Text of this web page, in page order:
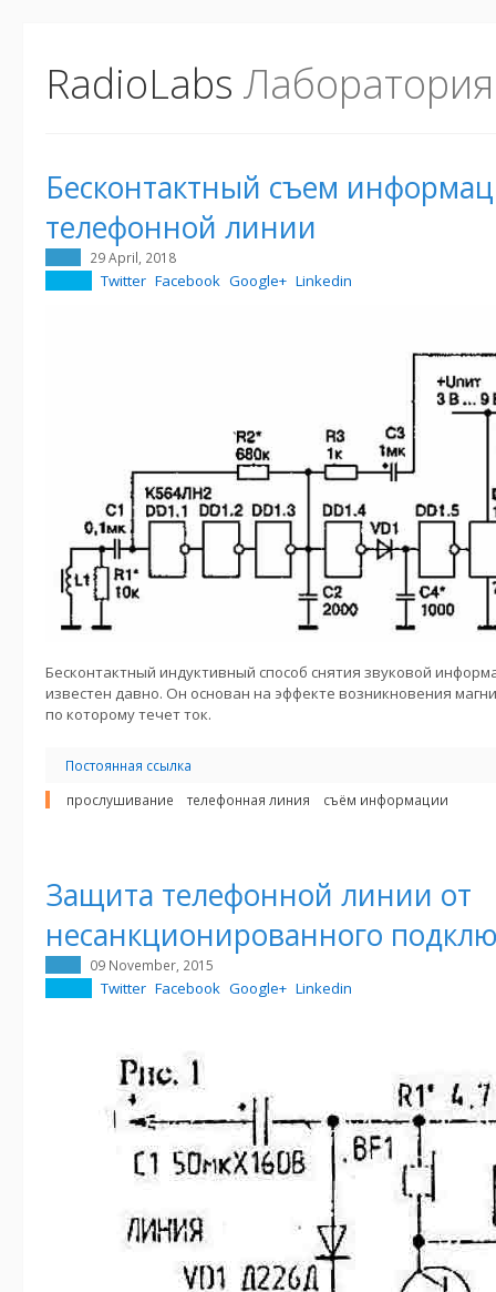
RadioLabs
Бесконтактный съем
телефонной линии
29 April, 2018
Twitter Facebook Google+ Linkedin
Бесконтактный индуктивный способ снятия звуковой
известен давно. Он основан на эффекте возникновения
по которому течет ток.
Постоянная ссылка
прослушивание
телефонная линия съём информации
Защита телефонной линии от
несанкционированного
09 November, 2015
Twitter Facebook Google+ Linkedin